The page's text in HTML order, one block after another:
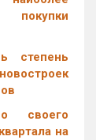
покупки
степень
своего
на